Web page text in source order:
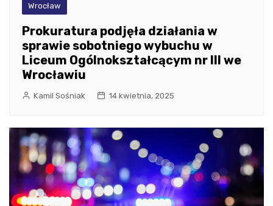
Wrocław
Prokuratura podjęła działania w
sprawie sobotniego wybuchu w
Liceum Ogólnokształcącym nr III we
Wrocławiu
Kamil Sośniak 14 kwietnia, 2025